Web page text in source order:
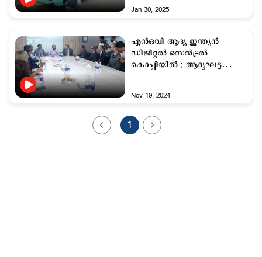
Jan 30, 2025
എന്‍ഒവി ആദ്യ ഇന്ത്യന്‍
ഡിജിറ്റല്‍ സെന്‍ട്രല്‍
കൊച്ചിയില്‍ ; ആദ്യഘട്ടത്തില്‍
Nov 19, 2024
1